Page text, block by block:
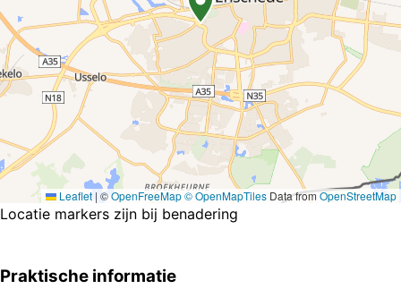
Leaflet | ©OpenFreeMap© OpenMapTiles Data fromOpenStreetMap
Locatie markers zijn bij benadering
Praktische informatie